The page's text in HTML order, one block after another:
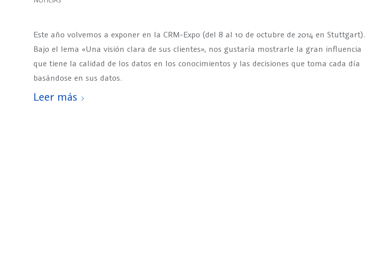
Este año volvemos a exponer en la CRM-Expo (del 8 al 10 de octubre de 2014 en Stuttgart).
Bajo el lema «Una visión clara de sus clientes», nos gustaría mostrarle la gran influencia
que tiene la calidad de los datos en los conocimientos y las decisiones que toma cada día
basándose en sus datos.
Leer más